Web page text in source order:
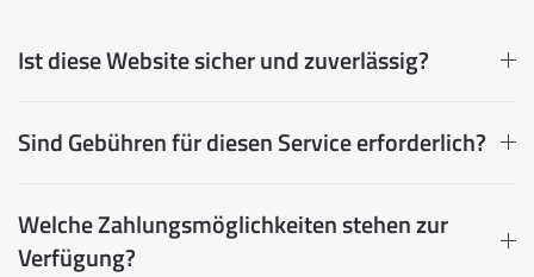
Ist diese Website sicher und zuverlässig?
Sind Gebühren für diesen Service erforderlich?
Welche Zahlungsmöglichkeiten stehen zur
Verfügung?